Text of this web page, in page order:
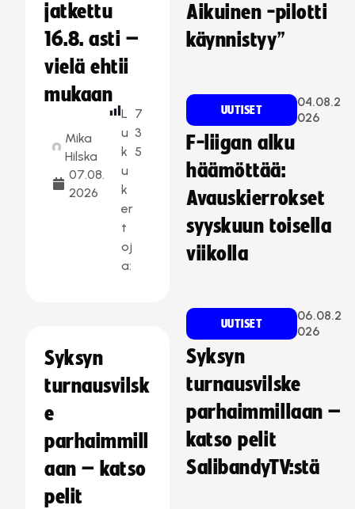
jatkettu
16.8. asti –
vielä ehtii
mukaan
Mika
Hilska
07.08.
2026
L
u
k
u
k
er
t
oj
a:
7
3
5
Syksyn
turnausvilsk
e
parhaimmill
aan – katso
pelit
Aikuinen -pilotti
käynnistyy”
UUTISET
04.08.2
026
F-liigan alku
häämöttää:
Avauskierrokset
syyskuun toisella
viikolla
UUTISET
06.08.2
026
Syksyn
turnausvilske
parhaimmillaan –
katso pelit
SalibandyTV:stä